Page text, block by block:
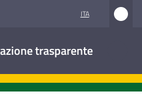
ITA
trasparente